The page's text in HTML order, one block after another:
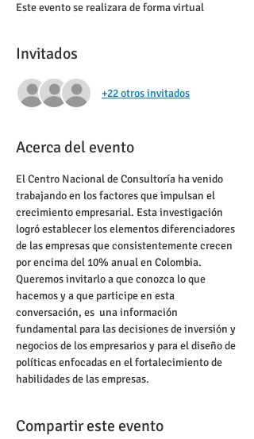
Este evento se realizara de forma virtual
Invitados
+22 otros invitados
Acerca del evento
El Centro Nacional de Consultoría ha venido
trabajando en los factores que impulsan el
crecimiento empresarial. Esta investigación
logró establecer los elementos diferenciadores
de las empresas que consistentemente crecen
por encima del 10% anual en Colombia.
Queremos invitarlo a que conozca lo que
hacemos y a que participe en esta
conversación, es  una información
fundamental para las decisiones de inversión y
negocios de los empresarios y para el diseño de
políticas enfocadas en el fortalecimiento de
Compartir este evento